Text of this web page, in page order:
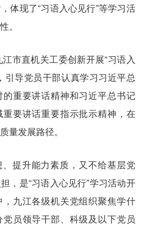
体现了“习语入心见行”等学习活
。
市直机关工委创新开展“习语入
引导党员干部认真学习习近平总
重要讲话精神和习近平总书记
要讲话重要指示批示精神，在
量发展路径。
提升能力素质，又不给基层党
，是“习语入心见行”学习活动开
九江各级机关党组织聚焦学什
员领导干部、科级及以下党员